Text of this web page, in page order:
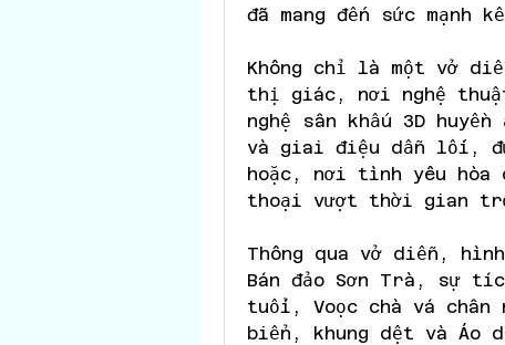
đã mang đến sức
Không chỉ là một vở
thị giác, nơi nghệ
nghệ sân khấu 3D
và giai điệu dẫn lối,
hoặc, nơi tình yêu hòa
thoại vượt thời gian
Thông qua vở diễn,
Bán đảo Sơn Trà, sự
tuổi, Voọc chà vá chân
biển, khung dệt và Áo